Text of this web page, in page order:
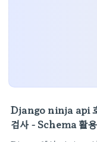
Django ninja api
검사 - Schema 활용